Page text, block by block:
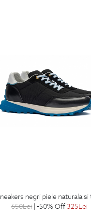
sneakers negri piele naturala si
650Lei | -50% Off325Lei